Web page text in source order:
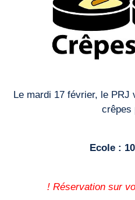
Le mardi 17 février, le PRJ
crêpes
Ecole :
! Réservation sur